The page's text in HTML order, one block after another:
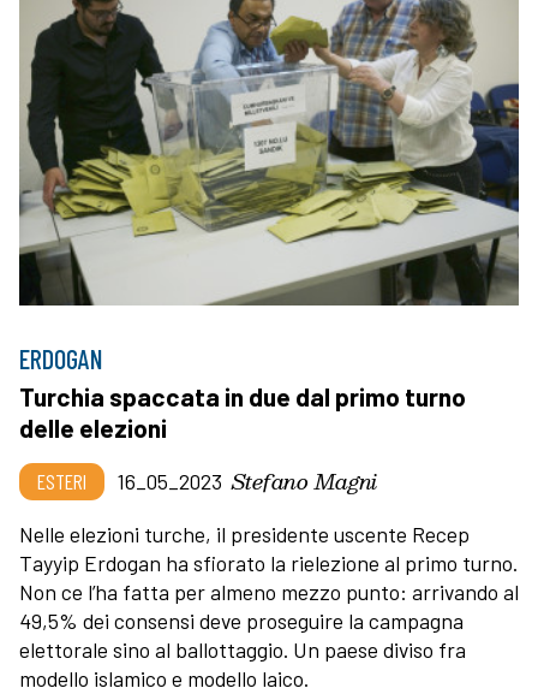
ERDOGAN
Turchia spaccata in due dal primo turno
delle elezioni
ESTERI 16_05_2023 Stefano Magni
Nelle elezioni turche, il presidente uscente Recep
Tayyip Erdogan ha sfiorato la rielezione al primo turno.
Non ce l’ha fatta per almeno mezzo punto: arrivando al
49,5% dei consensi deve proseguire la campagna
elettorale sino al ballottaggio. Un paese diviso fra
modello islamico e modello laico.